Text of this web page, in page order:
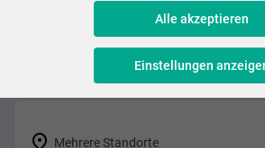
Dieses Angebot ist
Ähnliche Angebote
Mehrere Standorte
Alle akzeptieren
Einstellungen